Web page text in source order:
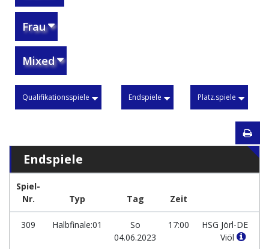
Frau
Mixed
Qualifikationsspiele Endspiele Platz.spiele
Endspiele
Spiel-
Nr.
Typ Tag Zeit
309 Halbfinale:01
So
04.06.2023
17:00
HSG Jörl-DE
Viöl